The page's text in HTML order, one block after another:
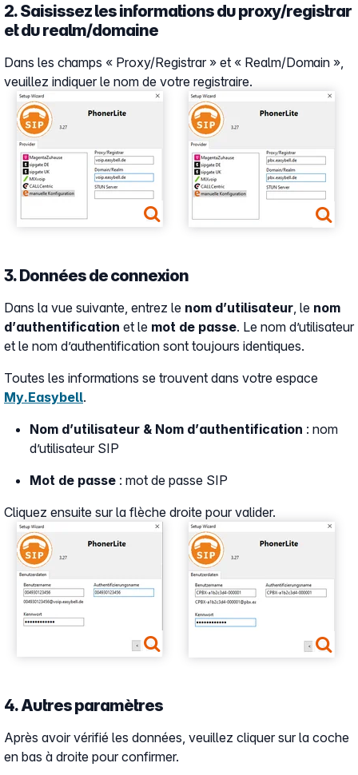
Show larger version Show larger version
2. Saisissez les informations du proxy/registrar
et du realm/domaine
Dans les champs « Proxy/Registrar » et « Realm/Domain »,
veuillez indiquer le nom de votre registraire.
Show larger version Show larger version
3. Données de connexion
Dans la vue suivante, entrez le nom d’utilisateur , le nom
d’authentification et le mot de passe. Le nom d’utilisateur
et le nom d’authentification sont toujours identiques.
Toutes les informations se trouvent dans votre espace
My.Easybell.
Nom d’utilisateur & Nom d’authentification : nom
d’utilisateur SIP
Mot de passe : mot de passe SIP
Cliquez ensuite sur la flèche droite pour valider.
4. Autres paramètres
Après avoir vérifié les données, veuillez cliquer sur la coche
en bas à droite pour confirmer.